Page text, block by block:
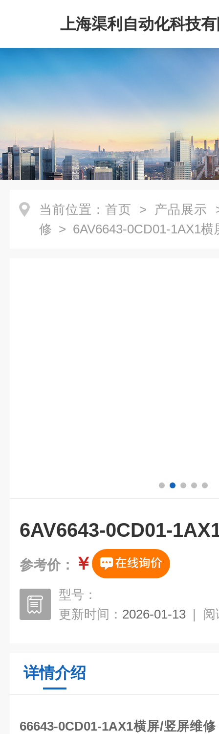
上海渠利自动化科技
当前位置： 首页 > 产品展示
修 > 6AV6643-0CD01-1AX1横
6AV6643-0CD01-
参考价： ￥
型号：
更新时间： 2026-01-13 | 阅
详情介绍
66643-0CD01-1AX1横屏/竖屏维